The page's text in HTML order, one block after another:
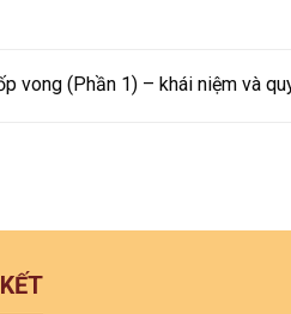
vong (Phần 1) – khái niệm và